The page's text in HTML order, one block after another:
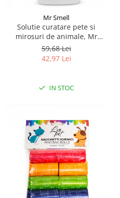
Mr Smell
Solutie curatare pete si
mirosuri de animale, Mr
Smell, Floral, 1000 ml
59,68 Lei
42,97 Lei
IN STOC